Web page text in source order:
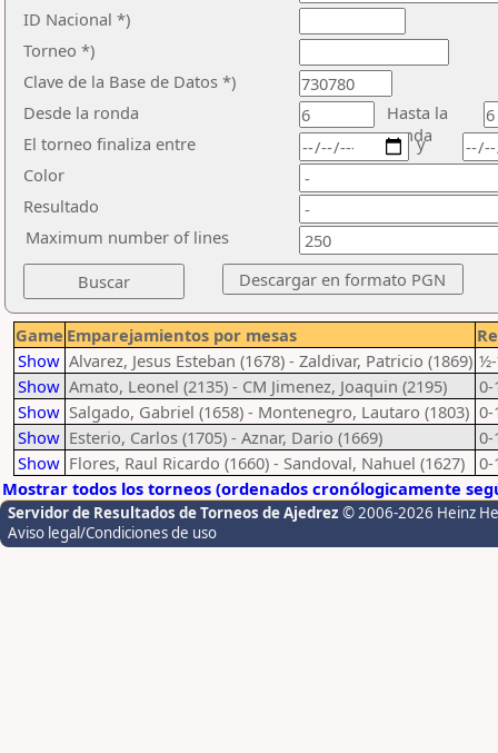
ID Nacional *)
Torneo *)
Clave de la Base de Datos *)
Desde la ronda
Hasta la
ronda
El torneo finaliza entre
Color
Resultado
y
Maximum number of lines
Game Emparejamientos por mesas
Show Alvarez, Jesus Esteban (1678) - Zaldivar, Patricio (1869)
Show Amato, Leonel (2135) - CM Jimenez, Joaquin (2195)
0-
Show Salgado, Gabriel (1658) - Montenegro, Lautaro (1803) 0-
Show Esterio, Carlos (1705) - Aznar, Dario (1669)
0-
Show Flores, Raul Ricardo (1660) - Sandoval, Nahuel (1627)
0-
Mostrar todos los torneos (ordenados cronólogicamente
Servidor de Resultados de Torneos de Ajedrez © 2006-2026 Heinz
Aviso legal/Condiciones de uso